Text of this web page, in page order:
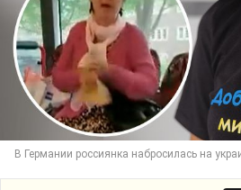
В Германии россиянка набросилась на